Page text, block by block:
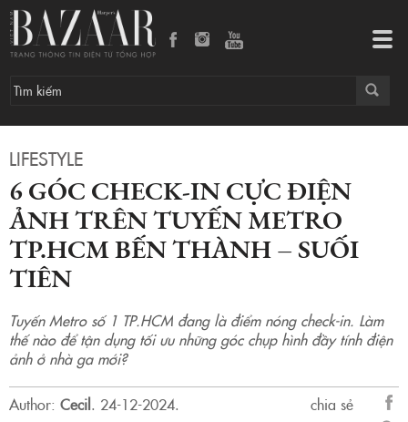
LIFESTYLE
6 GÓC CHECK-IN CỰC ĐIỆN
ẢNH TRÊN TUYẾN METRO
TP.HCM BẾN THÀNH – SUỐI
TIÊN
Tuyến Metro số 1 TP.HCM đang là điểm nóng check-in. Làm
thế nào để tận dụng tối ưu những góc chụp hình đầy tính điện
ảnh ở nhà ga mới?
Author: Cecil. 24-12-2024.
chia sẻ